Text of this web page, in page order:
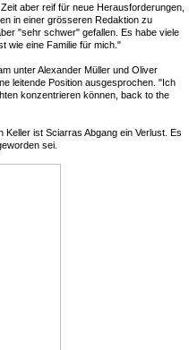
aber reif für neue Herausforderungen,
in einer grösseren Redaktion zu
"sehr schwer" gefallen. Es habe viele
wie eine Familie für mich."
unter Alexander Müller und Oliver
leitende Position ausgesprochen. "Ich
konzentrieren können, back to the
ist Sciarras Abgang ein Verlust. Es
sei.